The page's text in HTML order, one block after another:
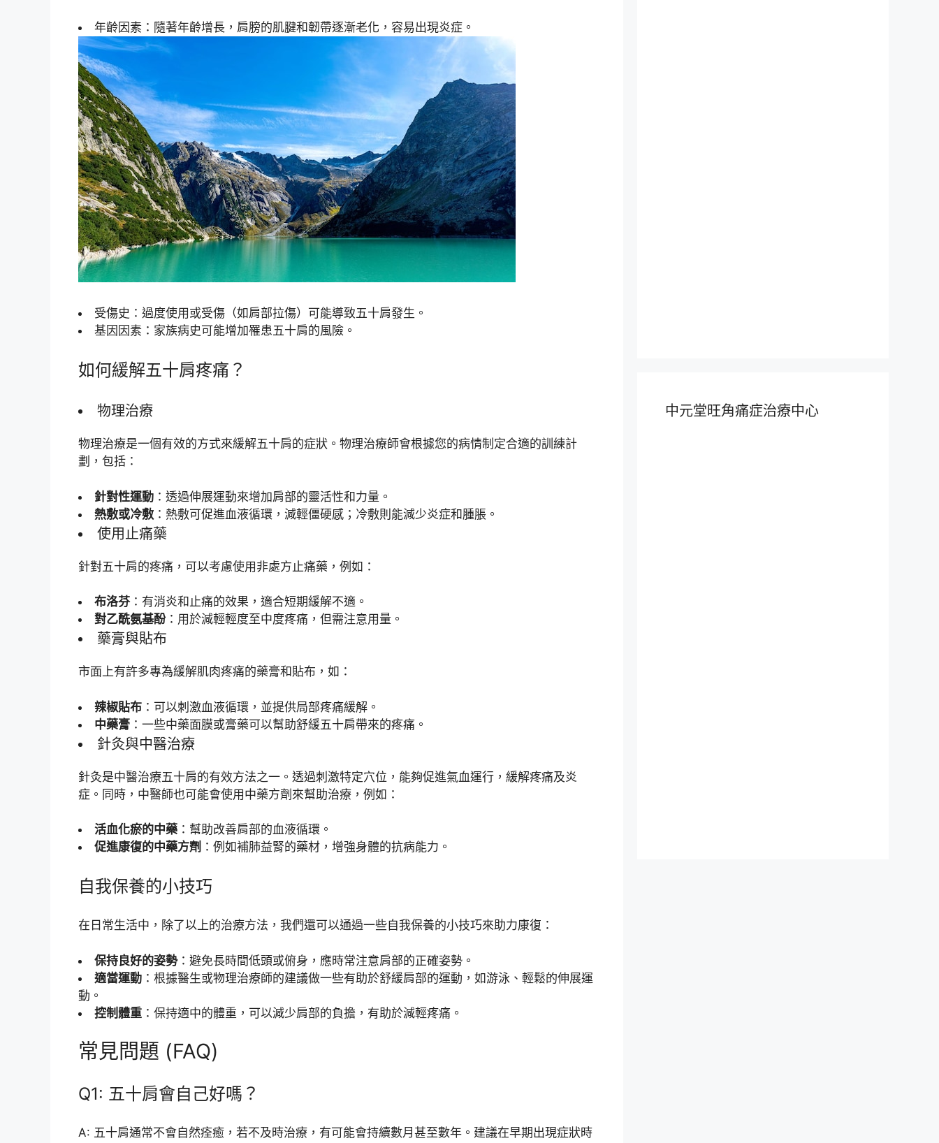
年齡因素：隨著年齡增長，肩膀的肌腱和韌帶逐漸老化，容易出現炎症。
受傷史：過度使用或受傷（如肩部拉傷）可能導致五十肩發生。
基因因素：家族病史可能增加罹患五十肩的風險。
如何緩解五十肩疼痛？
物理治療
物理治療是一個有效的方式來緩解五十肩的症狀。物理治療師會根據您的病情制定合適的訓練計
劃，包括：
針對性運動 ：透過伸展運動來增加肩部的靈活性和力量。
熱敷或冷敷 ：熱敷可促進血液循環，減輕僵硬感；冷敷則能減少炎症和腫脹。
使用止痛藥
針對五十肩的疼痛，可以考慮使用非處方止痛藥，例如：
布洛芬：有消炎和止痛的效果，適合短期緩解不適。
對乙酰氨基酚：用於減輕輕度至中度疼痛，但需注意用量。
藥膏與貼布
市面上有許多專為緩解肌肉疼痛的藥膏和貼布，如：
辣椒貼布 ：可以刺激血液循環，並提供局部疼痛緩解。
中藥膏 ：一些中藥面膜或膏藥可以幫助舒緩五十肩帶來的疼痛。
針灸與中醫治療
針灸是中醫治療五十肩的有效方法之一。透過刺激特定穴位，能夠促進氣血運行，緩解疼痛及炎
症。同時，中醫師也可能會使用中藥方劑來幫助治療，例如：
活血化瘀的中藥 ：幫助改善肩部的血液循環。
促進康復的中藥方劑 ：例如補肺益腎的藥材，增強身體的抗病能力。
自我保養的小技巧
在日常生活中，除了以上的治療方法，我們還可以通過一些自我保養的小技巧來助力康復：
保持良好的姿勢：避免長時間低頭或俯身，應時常注意肩部的正確姿勢。
適當運動 ：根據醫生或物理治療師的建議做一些有助於舒緩肩部的運動，如游泳、輕鬆的伸展運
動。
控制體重 ：保持適中的體重，可以減少肩部的負擔，有助於減輕疼痛。
常見問題 (FAQ)
Q1: 五十肩會自己好嗎？
A: 五十肩通常不會自然痊癒，若不及時治療，有可能會持續數月甚至數年。建議在早期出現症狀時
中元堂旺角痛症治療中心